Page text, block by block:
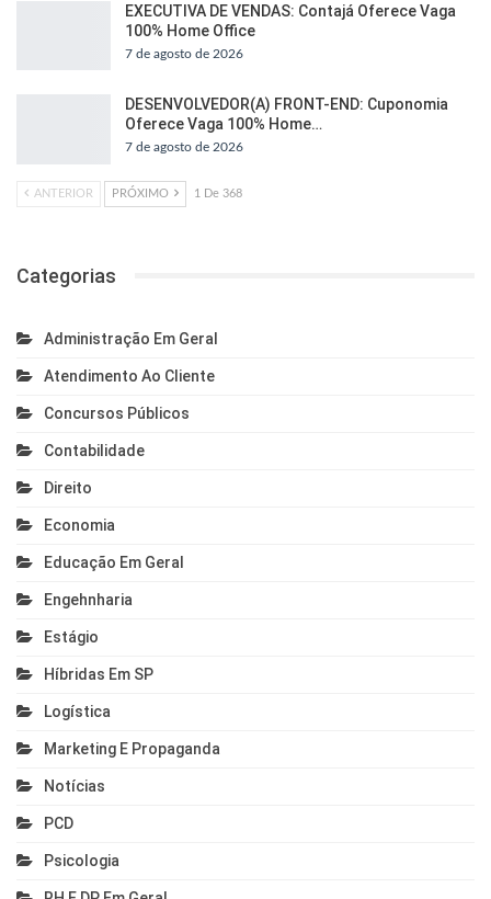
EXECUTIVA DE VENDAS: Contajá Oferece Vaga
100% Home Office
7 de agosto de 2026
DESENVOLVEDOR(A) FRONT-END: Cuponomia
Oferece Vaga 100% Home…
7 de agosto de 2026
ANTERIOR PRÓXIMO 1 De 368
Categorias
Administração Em Geral
Atendimento Ao Cliente
Concursos Públicos
Contabilidade
Direito
Economia
Educação Em Geral
Engehnharia
Estágio
Híbridas Em SP
Logística
Marketing E Propaganda
Notícias
PCD
Psicologia